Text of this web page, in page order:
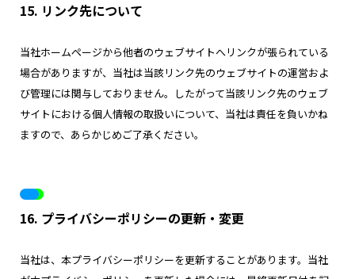
15. リンク先について
当社ホームページから他者のウェブサイトへリンクが張られている
場合がありますが、当社は当該リンク先のウェブサイトの運営およ
び管理には関与しておりません。したがって当該リンク先のウェブ
サイトにおける個人情報の取扱いについて、当社は責任を負いかね
ますので、あらかじめご了承ください。
16. プライバシーポリシーの更新・変更
当社は、本プライバシーポリシーを更新することがあります。当社